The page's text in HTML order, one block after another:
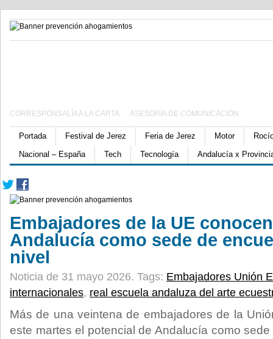
CORRESPONSALÍA A LA CARTA ASESORÍA DE COMUNICACIÓN
Portada Festival de Jerez Feria de Jerez Motor
Nacional – España
Tech Tecnología Andalucía x
Embajadores de la UE
Andalucía como sede de
nivel
Noticia de 31 mayo 2026. Tags: Embajadores Unión
internacionales, real escuela andaluza del arte
Más de una veintena de embajadores de la
este martes el potencial de Andalucía como